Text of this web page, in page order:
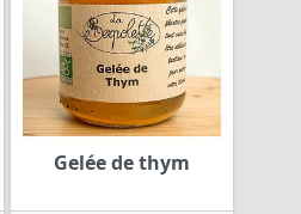
Gelée de thym